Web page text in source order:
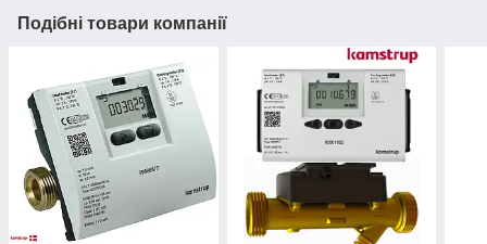
Подібні товари компанії